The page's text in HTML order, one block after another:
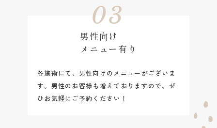
03
男性向け
メニュー有り
各施術にて、男性向けのメニューがございま
す。男性のお客様も増えておりますので、ぜ
ひお気軽にご予約ください！